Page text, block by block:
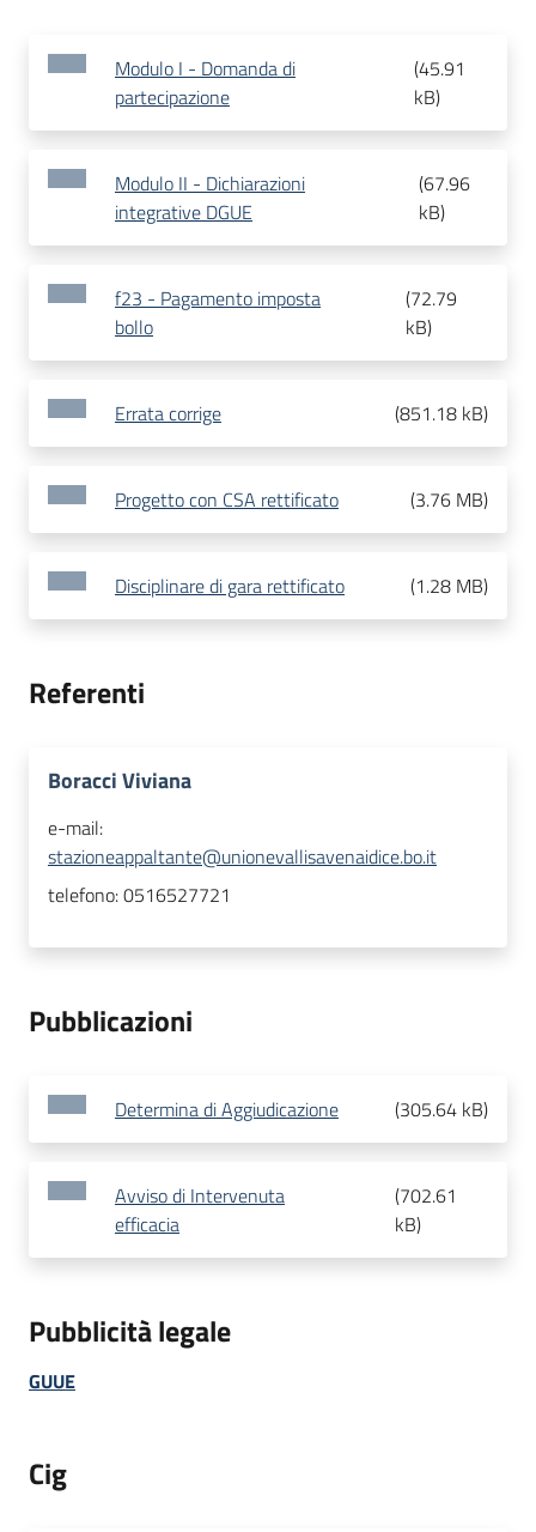
Modulo I - Domanda di
partecipazione
(45.91
kB)
Modulo II - Dichiarazioni
integrative DGUE
(67.96
kB)
f23 - Pagamento imposta
bollo
(72.79
kB)
Errata corrige (851.18 kB)
Progetto con CSA rettificato (3.76 MB)
Disciplinare di gara rettificato (1.28 MB)
Referenti
Boracci Viviana
e-mail:
stazioneappaltante@unionevallisavenaidice.bo.it
telefono:0516527721
Pubblicazioni
Determina di Aggiudicazione (305.64 kB)
Avviso di Intervenuta
efficacia
(702.61
kB)
Pubblicità legale
GUUE
Cig